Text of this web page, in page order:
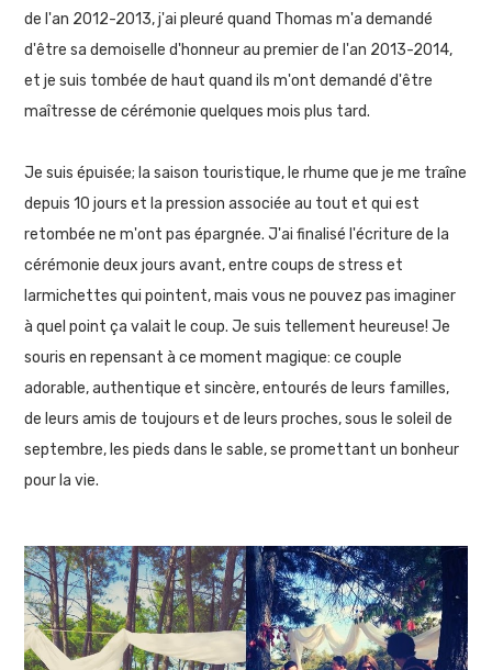
de l'an 2012-2013, j'ai pleuré quand Thomas m'a demandé
d'être sa demoiselle d'honneur au premier de l'an 2013-2014,
et je suis tombée de haut quand ils m'ont demandé d'être
maîtresse de cérémonie quelques mois plus tard.
Je suis épuisée; la saison touristique, le rhume que je me traîne
depuis 10 jours et la pression associée au tout et qui est
retombée ne m'ont pas épargnée. J'ai finalisé l'écriture de la
cérémonie deux jours avant, entre coups de stress et
larmichettes qui pointent, mais vous ne pouvez pas imaginer
à quel point ça valait le coup. Je suis tellement heureuse! Je
souris en repensant à ce moment magique: ce couple
adorable, authentique et sincère, entourés de leurs familles,
de leurs amis de toujours et de leurs proches, sous le soleil de
septembre, les pieds dans le sable, se promettant un bonheur
pour la vie.